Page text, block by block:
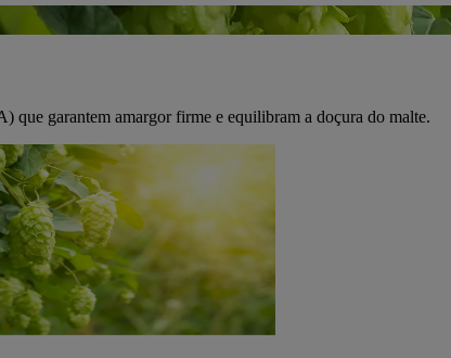
que garantem amargor firme e equilibram a doçura do malte.